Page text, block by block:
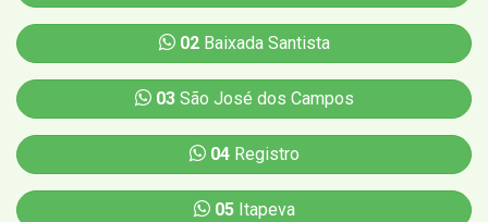
02Baixada Santista
03São José dos Campos
04Registro
05Itapeva